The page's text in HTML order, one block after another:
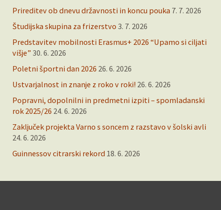
Prireditev ob dnevu državnosti in koncu pouka 7. 7. 2026
Študijska skupina za frizerstvo 3. 7. 2026
Predstavitev mobilnosti Erasmus+ 2026 “Upamo si ciljati
višje” 30. 6. 2026
Poletni športni dan 2026 26. 6. 2026
Ustvarjalnost in znanje z roko v roki! 26. 6. 2026
Popravni, dopolnilni in predmetni izpiti – spomladanski
rok 2025/26 24. 6. 2026
Zaključek projekta Varno s soncem z razstavo v šolski avli
24. 6. 2026
Guinnessov citrarski rekord 18. 6. 2026